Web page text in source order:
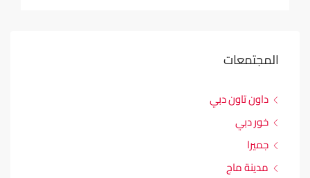
المجتمعات
داون تاون دبي
خور دبي
جميرا
مدينة ماج